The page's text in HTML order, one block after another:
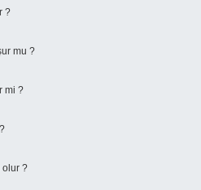
?
mu ?
mi ?
olur ?